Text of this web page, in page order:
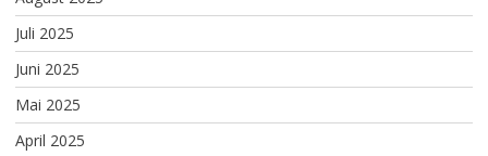
Juli 2025
Juni 2025
Mai 2025
April 2025